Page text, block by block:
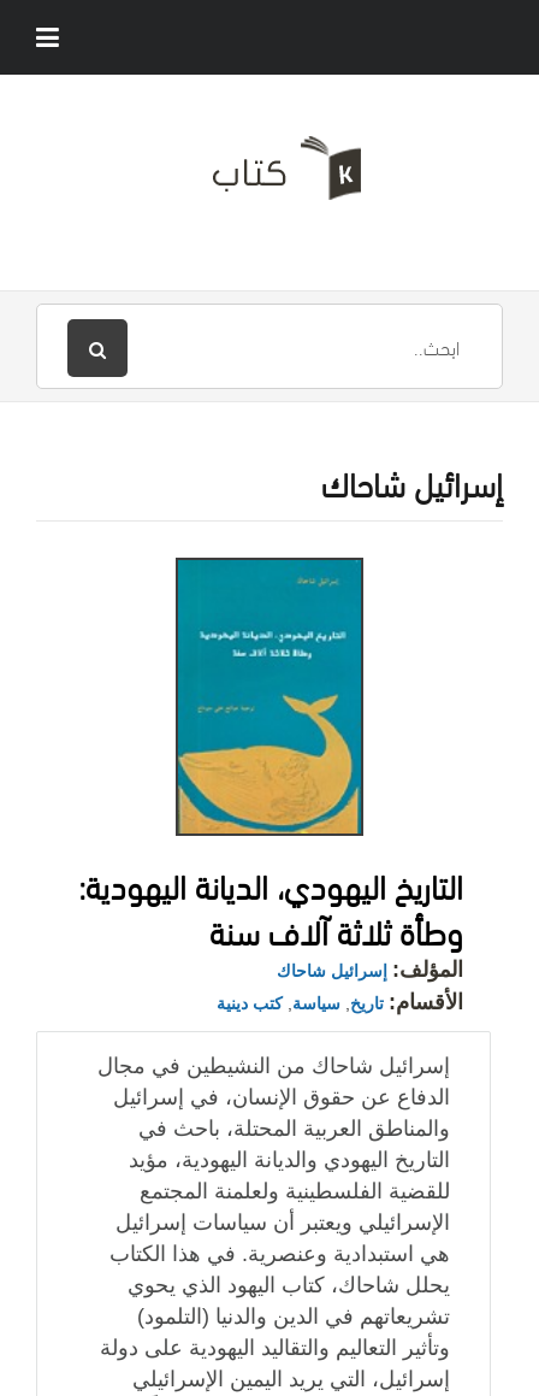
إسرائيل شاحاك
التاريخ اليهودي، الديانة اليهودية:
وطأة ثلاثة آلاف سنة
المؤلف: إسرائيل شاحاك
الأقسام: تاريخ سياسة ,كتب دينية
إسرائيل شاحاك من النشيطين في مجال
الدفاع عن حقوق الإنسان، في إسرائيل
والمناطق العربية المحتلة، باحث في
التاريخ اليهودي والديانة اليهودية، مؤيد
للقضية الفلسطينية ولعلمنة المجتمع
الإسرائيلي ويعتبر أن سياسات إسرائيل
هي استبدادية وعنصرية. في هذا الكتاب
يحلل شاحاك، كتاب اليهود الذي يحوي
تشريعاتهم في الدين والدنيا (التلمود)
وتأثير التعاليم والتقاليد اليهودية على دولة
إسرائيل، التي يريد اليمين الإسرائيلي